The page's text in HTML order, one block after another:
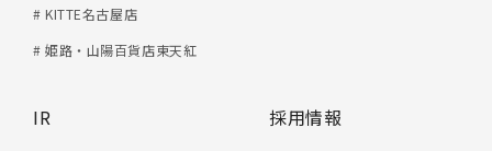
# KITTE名古屋店
# 姫路・山陽百貨店東天紅
採用情報
IR